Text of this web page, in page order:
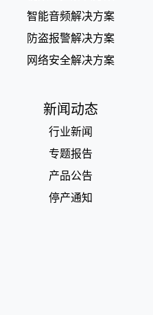
智能音频解决方案
防盗报警解决方案
网络安全解决方案
新闻动态
行业新闻
专题报告
产品公告
停产通知